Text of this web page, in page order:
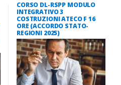
CORSO DL-RSPP MODULO
INTEGRATIVO 3
COSTRUZIONI ATECO F 16
ORE (ACCORDO STATO-
REGIONI 2025)